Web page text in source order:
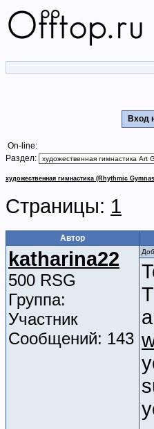
Вход
On-line:
Раздел:
художественная гимнастика (Rhythmic
Страницы: 1
Автор
katharina22
500 RSG
Группа:
Участник
Сообщений: 143